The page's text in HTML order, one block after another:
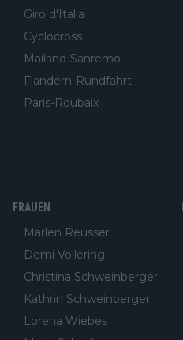
Giro d'Italia
Cyclocross
Mailand-Sanremo
Flandern-Rundfahrt
Paris-Roubaix
FRAUEN
Marlen Reusser
Demi Vollering
Christina Schweinberger
Kathrin Schweinberger
Lorena Wiebes